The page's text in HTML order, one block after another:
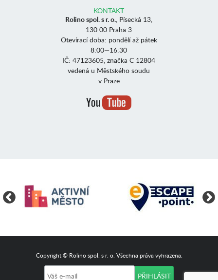
KONTAKT
Rolino spol. s r. o., Písecká 13,
130 00 Praha 3
Otevírací doba: pondělí až pátek
8:00—16:30
IČ: 47123605, značka C 12804
vedená u Městského soudu
v Praze
Copyright © Rolino spol. s r. o. Všechna práva vyhrazena.